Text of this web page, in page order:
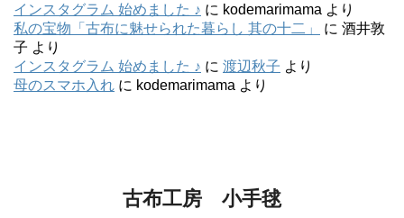
インスタグラム 始めました ♪ に kodemarimama より
私の宝物「古布に魅せられた暮らし 其の十二」
に 酒井敦
子 より
インスタグラム 始めました ♪ に 渡辺秋子 より
母のスマホ入れ に kodemarimama より
古布工房 小手毬